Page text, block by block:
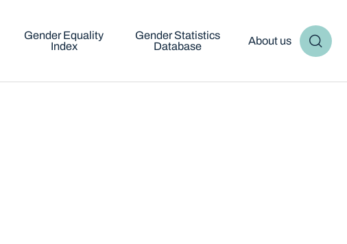
Gender Equality
Index
Gender Statistics
Database
About us